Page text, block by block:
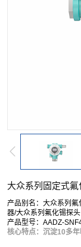
大众系列固定式
产品别名：大众系列
器/大众系列氟化锡探头
产品型号：AADZ-
核心特点：沉淀10多